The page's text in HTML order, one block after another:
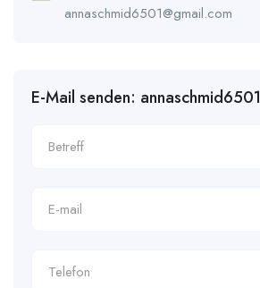
annaschmid6501@gmail.com
E-Mail senden: annaschmid6501